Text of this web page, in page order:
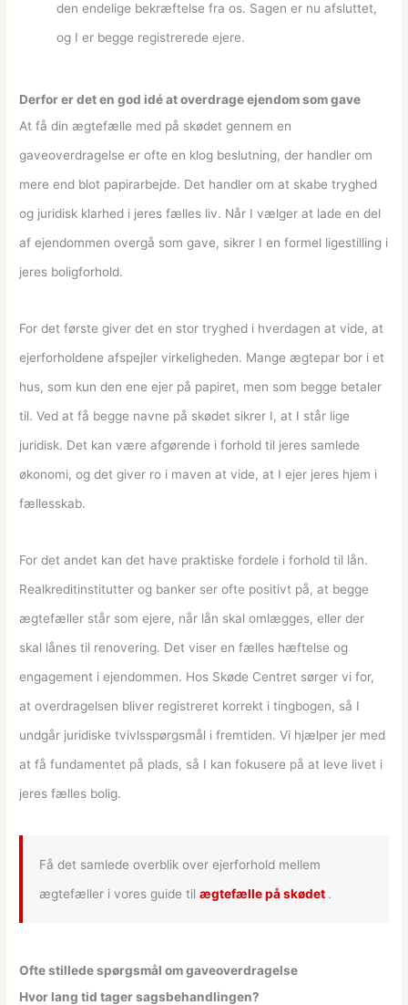
den endelige bekræftelse fra os. Sagen er nu afsluttet,
og I er begge registrerede ejere.
Derfor er det en god idé at overdrage ejendom som gave
At få din ægtefælle med på skødet gennem en
gaveoverdragelse er ofte en klog beslutning, der handler om
mere end blot papirarbejde. Det handler om at skabe tryghed
og juridisk klarhed i jeres fælles liv. Når I vælger at lade en del
af ejendommen overgå som gave, sikrer I en formel ligestilling i
jeres boligforhold.
For det første giver det en stor tryghed i hverdagen at vide, at
ejerforholdene afspejler virkeligheden. Mange ægtepar bor i et
hus, som kun den ene ejer på papiret, men som begge betaler
til. Ved at få begge navne på skødet sikrer I, at I står lige
juridisk. Det kan være afgørende i forhold til jeres samlede
økonomi, og det giver ro i maven at vide, at I ejer jeres hjem i
fællesskab.
For det andet kan det have praktiske fordele i forhold til lån.
Realkreditinstitutter og banker ser ofte positivt på, at begge
ægtefæller står som ejere, når lån skal omlægges, eller der
skal lånes til renovering. Det viser en fælles hæftelse og
engagement i ejendommen. Hos Skøde Centret sørger vi for,
at overdragelsen bliver registreret korrekt i tingbogen, så I
undgår juridiske tvivlsspørgsmål i fremtiden. Vi hjælper jer med
at få fundamentet på plads, så I kan fokusere på at leve livet i
jeres fælles bolig.
Få det samlede overblik over ejerforhold mellem
ægtefæller i vores guide tilægtefælle på skødet .
Ofte stillede spørgsmål om gaveoverdragelse
Hvor lang tid tager sagsbehandlingen?